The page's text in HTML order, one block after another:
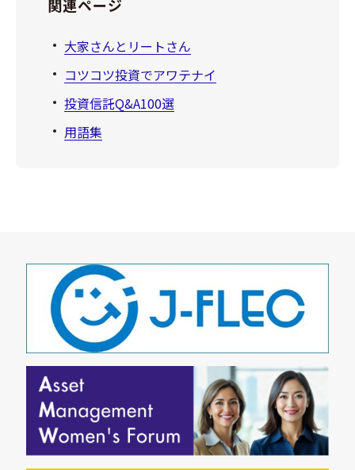
関連ページ
大家さんとリートさん
コツコツ投資でアワテナイ
投資信託Q&A100選
用語集